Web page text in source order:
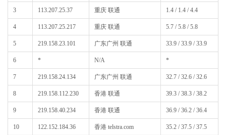
3 113.207.25.37 重庆 联通 1.4 / 1.4 / 4.4
4 113.207.25.217 重庆 联通 5.7 / 5.8 / 5.8
5 219.158.23.101 广东广州 联通 33.9 / 33.9 / 33.9
6 * N/A *
7 219.158.24.134 广东广州 联通 32.7 / 32.6 / 32.6
8 219.158.112.230 香港 联通 39.3 / 38.3 / 38.2
9 219.158.40.234 香港 联通 36.9 / 36.2 / 36.4
10 122.152.184.36 香港 telstra.com 35.2 / 37.5 / 37.5